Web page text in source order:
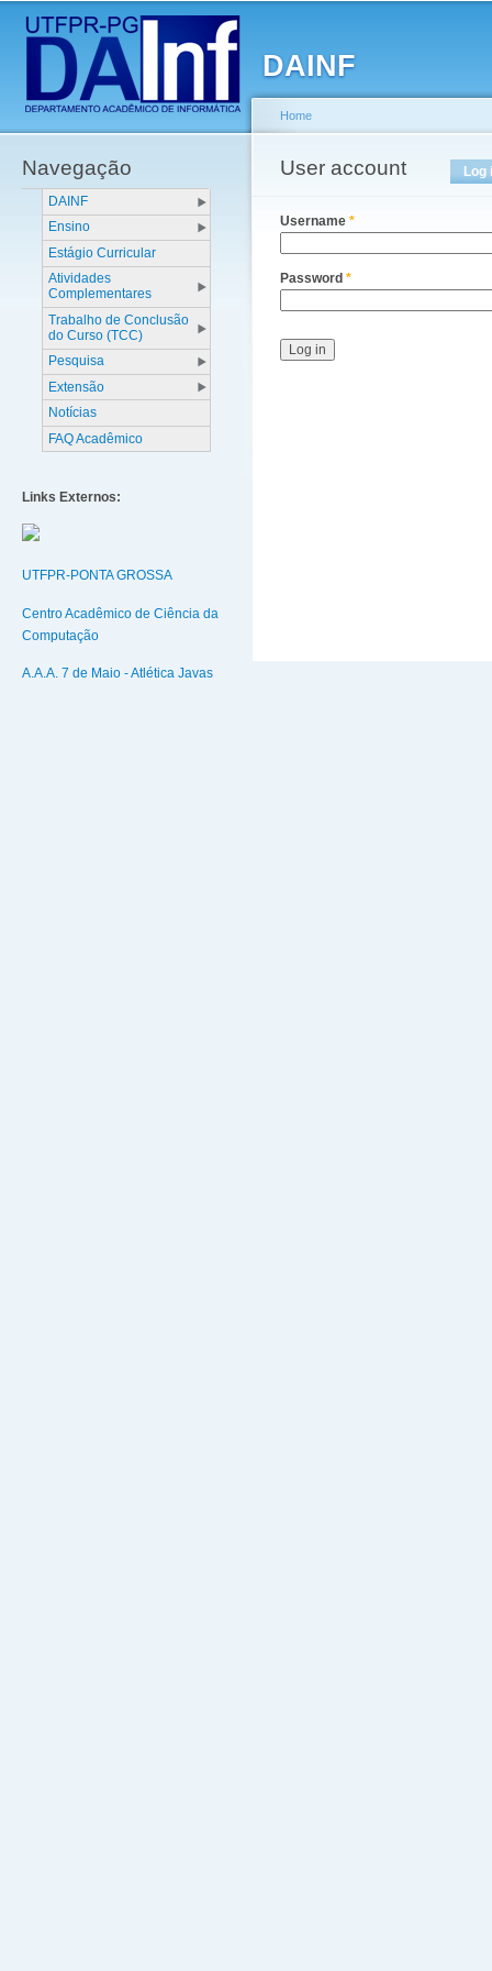
DAINF
Main menu
Navegação
DAINF
Ensino
Estágio Curricular
Atividades
Complementares
Trabalho de Conclusão
do Curso (TCC)
Pesquisa
Extensão
Notícias
FAQ Acadêmico
Links Externos:
UTFPR-PONTA GROSSA
Centro Acadêmico de Ciência da
Computação
A.A.A. 7 de Maio - Atlética Javas
You are here
Home
User account
Primary tabs Log
Username *
Password *